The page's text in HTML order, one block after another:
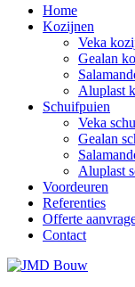
Home
Kozijnen
Veka
Gealan
Aluplast
Schuifpuien
Veka
Gealan
Aluplast
Voordeuren
Referenties
Offerte
Contact